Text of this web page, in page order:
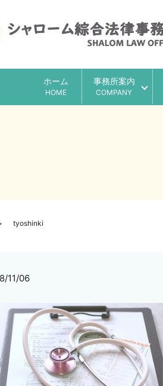
ホーム
HOME
事務所案内
COMPANY
tyoshinki
11/06